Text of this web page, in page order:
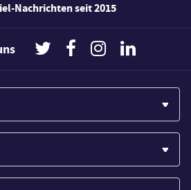
Nachrichten seit 2015